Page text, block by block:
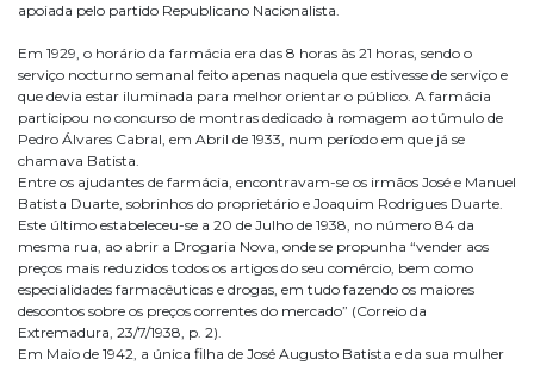
apoiada pelo partido Republicano Nacionalista.
Em 1929, o horário da farmácia era das 8 horas às 21 horas, sendo o
serviço nocturno semanal feito apenas naquela que estivesse de serviço e
que devia estar iluminada para melhor orientar o público. A farmácia
participou no concurso de montras dedicado à romagem ao túmulo de
Pedro Álvares Cabral, em Abril de 1933, num período em que já se
chamava Batista.
Entre os ajudantes de farmácia, encontravam-se os irmãos José e Manuel
Batista Duarte, sobrinhos do proprietário e Joaquim Rodrigues Duarte.
Este último estabeleceu-se a 20 de Julho de 1938, no número 84 da
mesma rua, ao abrir a Drogaria Nova, onde se propunha “vender aos
preços mais reduzidos todos os artigos do seu comércio, bem como
especialidades farmacêuticas e drogas, em tudo fazendo os maiores
descontos sobre os preços correntes do mercado” (Correio da
Extremadura, 23/7/1938, p. 2).
Em Maio de 1942, a única filha de José Augusto Batista e da sua mulher